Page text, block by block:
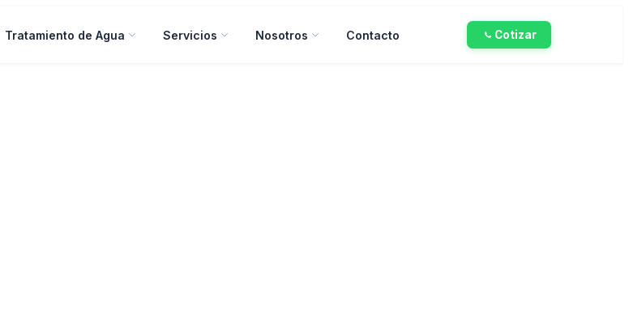
Tratamiento de Agua Servicios Nosotros Contacto Cotizar